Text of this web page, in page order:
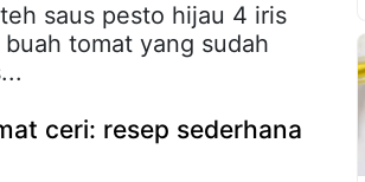
saus pesto hijau 4 iris
tomat yang sudah
ceri: resep sederhana